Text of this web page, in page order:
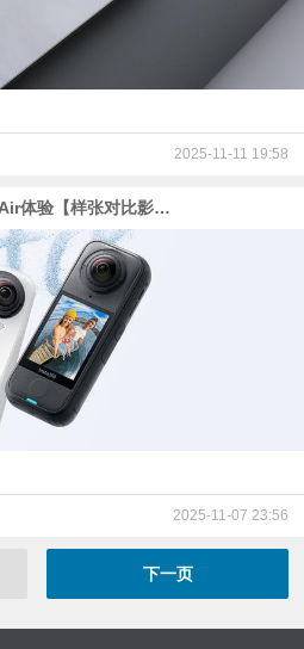
2025-11-11 19:58
最轻的8K全景相机，影石X4 Air体验【样张对比影石X5、大疆Osmo 360】
2025-11-07 23:56
下一页